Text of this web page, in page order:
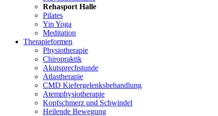
Rehasport Halle
Pilates
Yin Yoga
Meditation
Therapieformen
Physiotherapie
Chiropraktik
Akutsprechstunde
Atlastherapie
CMD Kiefer­gelenks­behandlung
Atem­physio­therapie
Kopfschmerz und Schwindel
Heilende Bewegung